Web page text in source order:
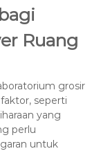
Ruang
grosir
seperti
yang
perlu
untuk